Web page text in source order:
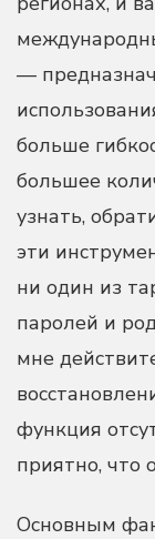
—
больше
большее
узнать,
эти
ни один из
паролей и
мне
функция
приятно, что
Основным